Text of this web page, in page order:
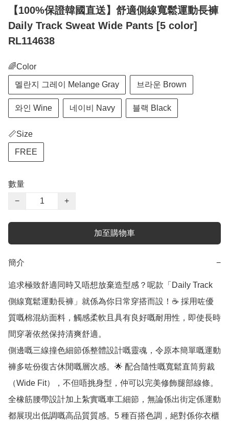
【100%保證韓國直送】舒適側線寬鬆運動長褲
Daily Track Sweat Wide Pants [5 color]
RL114638
🌈Color
멜란지 그레이 Melange Gray 브라운 Brown
와인 Wine 네이비 Navy 블랙 Black
📏Size
FREE
數量
−
+
加至購物車
簡介 −
追求極致舒適同時又唔想放棄造型感？呢款「Daily Track
側線寬鬆運動長褲」就係為你日常穿搭而設！☕ 採用咗優
質嘅棉混紡面料，觸感柔軟且具有良好嘅耐用性，即使長時
間穿著依然保持清爽舒適。
側邊嘅三線撞色細節係整體設計嘅靈魂，令原本簡單嘅運動
褲多咗份復古休閒嘅層次感。🌟 配合隨性嘅寬鬆直筒剪裁
（Wide Fit），不但唔挑身型，仲可以完美修飾腿部線條。
全橡筋腰帶設計加上紮實嘅車工細節，無論係出街定係運動
都展現出低調嘅高品質質感。5 種百搭色調，絕對係你衣櫃